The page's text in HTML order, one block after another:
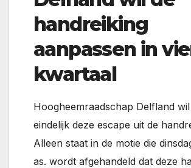
handreiking
aanpassen in
kwartaal
Hoogheemraadschap Delfland
eindelijk deze escape uit de
Alleen staat in de motie die
as. wordt afgehandeld dat deze